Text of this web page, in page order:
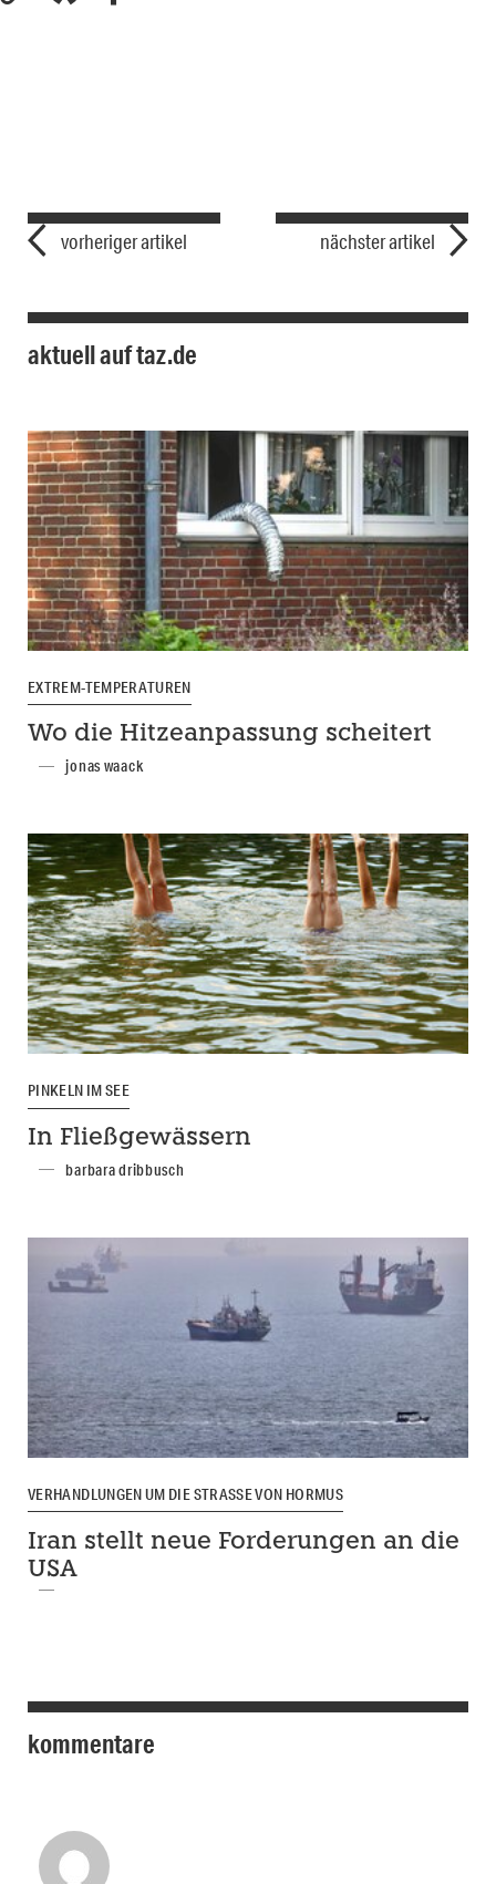
vorheriger artikel nächster artikel
aktuell auf taz.de
EXTREM-TEMPERATUREN
Wo die Hitzeanpassung scheitert
jonas waack
PINKELN IM SEE
In Fließgewässern
barbara dribbusch
VERHANDLUNGEN UM DIE STRASSE VON HORMUS
Iran stellt neue Forderungen an die
USA
kommentare